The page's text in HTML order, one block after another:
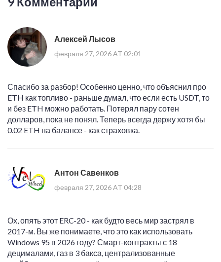
Алексей Лысов
февраля 27, 2026 AT 02:01
Спасибо за разбор! Особенно ценно, что объяснил про
ETH как топливо - раньше думал, что если есть USDT, то
и без ETH можно работать. Потерял пару сотен
долларов, пока не понял. Теперь всегда держу хотя бы
0.02 ETH на балансе - как страховка.
Антон Савенков
февраля 27, 2026 AT 04:28
Ох, опять этот ERC-20 - как будто весь мир застрял в
2017-м. Вы же понимаете, что это как использовать
Windows 95 в 2026 году? Смарт-контракты с 18
децималами, газ в 3 бакса, централизованные